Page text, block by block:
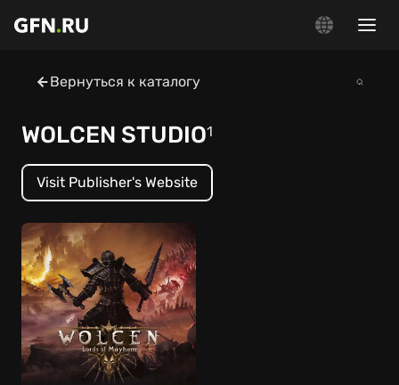
Вернуться к каталогу
WOLCEN STUDIO1
Visit Publisher's Website